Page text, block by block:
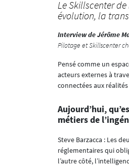
Le Skillscenter
évolution, la
Interview de Jérôme
Pilotage et Skillscenter
Pensé comme un
acteurs externes à
connectées aux
Aujourd’hui,
métiers de
Steve Barzacca : Les
réglementaires qui
l’autre côté,